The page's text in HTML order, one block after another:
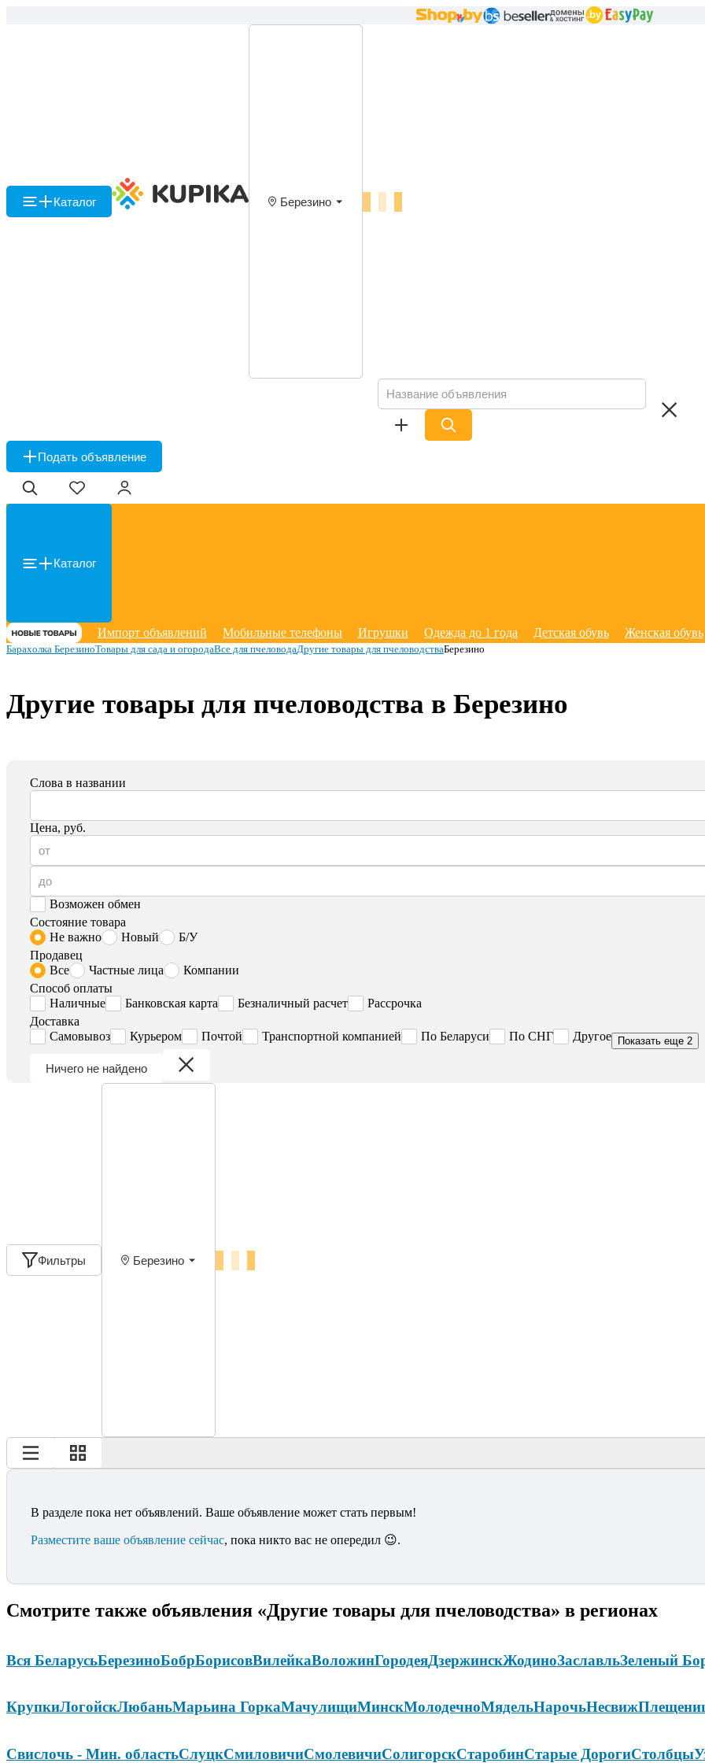
Каталог Березино
Подать объявление
Каталог
Импорт объявлений Мобильные телефоны Игрушки Одежда до 1 года Детская обувь Женская обувь
Барахолка БерезиноТовары для сада и огородаВсе для пчеловодаДругие товары для пчеловодстваБерезино
Другие товары для пчеловодства в Березино
Слова в названии
Цена, руб.
Возможен обмен
Состояние товара
Не важно
Новый
Б/У
Продавец
Все
Частные лица
Компании
Способ оплаты
Наличные
Банковская карта Безналичный расчет
Рассрочка
Доставка
Самовывоз
Курьером Почтой Транспортной компанией По Беларуси По СНГ Другое Показать еще 2
Ничего не найдено
Фильтры Березино
В разделе пока нет объявлений. Ваше объявление может стать первым!
Разместите ваше объявление сейчас, пока никто вас не опередил 😉.
Смотрите также объявления «Другие товары для пчеловодства» в регионах
Вся БеларусьБерезиноБобрБорисовВилейкаВоложинГородеяДзержинскЖодиноЗаславльЗеленый
КрупкиЛогойскЛюбаньМарьина ГоркаМачулищиМинскМолодечноМядельНарочьНесвиж
Свислочь - Мин. областьСлуцкСмиловичиСмолевичиСолигорскСтаробинСтарые ДорогиСтолбцы